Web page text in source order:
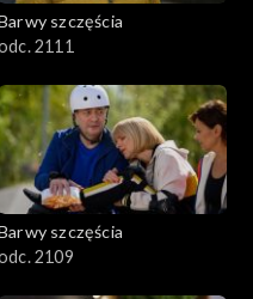
szczęścia
2111
szczęścia
2109